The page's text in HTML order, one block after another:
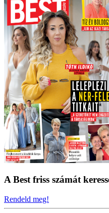
A Best friss számát
Rendeld meg!